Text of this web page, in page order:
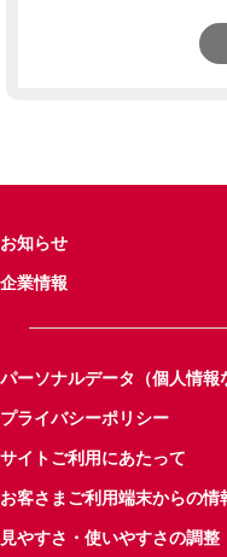
お知らせ
企業情報
パーソナルデータ（個人情報
プライバシーポリシー
サイトご利用にあたって
お客さまご利用端末からの情
見やすさ・使いやすさの調整